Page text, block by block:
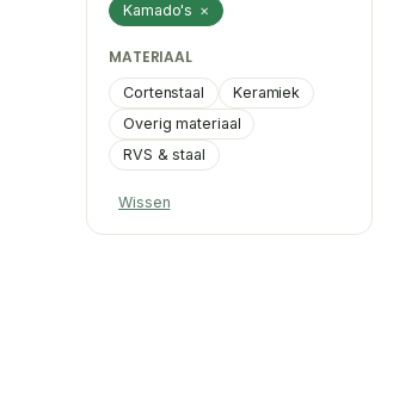
Kamado's ×
MATERIAAL
Cortenstaal
Keramiek
Overig materiaal
RVS & staal
Wissen